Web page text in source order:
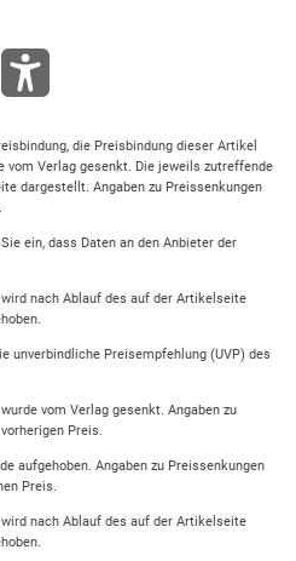
die Preisbindung dieser Artikel
vom Verlag gesenkt. Die jeweils zutreffende
dargestellt. Angaben zu Preissenkungen
ein, dass Daten an den Anbieter der
nach Ablauf des auf der Artikelseite
unverbindliche Preisempfehlung (UVP) des
vom Verlag gesenkt. Angaben zu
Preis.
aufgehoben. Angaben zu Preissenkungen
Preis.
nach Ablauf des auf der Artikelseite